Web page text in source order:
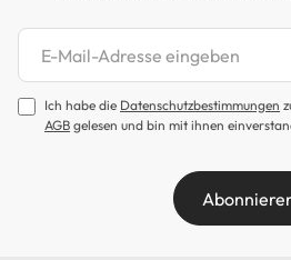
Newsletter abonnieren
Ich habe die Datenschutzbestimmungen
AGB gelesen und bin mit ihnen